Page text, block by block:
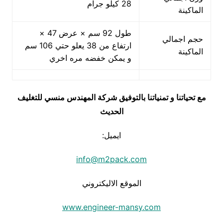
الماكينة
28 كيلو جرام
حجم اجمالي
الماكينة
طول 92 سم × عرض 47 ×
ارتفاع من 38 يعلو حتي 106 سم
و يمكن خفضه مره اخري
مع تحياتنا و تمنياتنا بالتوفيق شركة المهندس منسي للتغليف
الحديث
ايميل:
info@m2pack.com
الموقع الاليكتروني
www.engineer-mansy.com